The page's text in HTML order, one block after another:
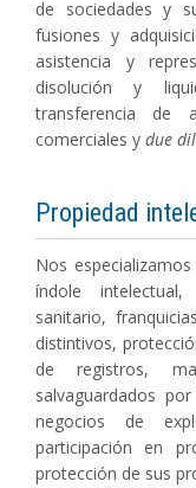
de sociedades y
fusiones y
asistencia y
disolución y
transferencia de
comerciales y due
Propiedad
Nos
índole
sanitario,
distintivos,
de registros,
salvaguardados
negocios de
participación en
protección de sus